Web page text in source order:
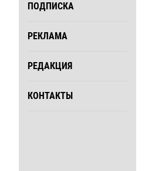
ПОДПИСКА
РЕКЛАМА
РЕДАКЦИЯ
КОНТАКТЫ